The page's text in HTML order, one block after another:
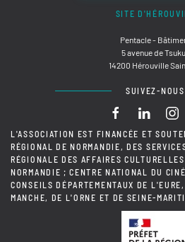
SITE
Pentacle -
5 avenue de
14200 Hérouville
SUIVEZ-
L'ASSOCIATION EST FINANCÉE ET
RÉGIONAL DE NORMANDIE, DES
RÉGIONALE DES AFFAIRES
NORMANDIE ; CENTRE NATIONAL DU
CONSEILS DÉPARTEMENTAUX DE
MANCHE, DE L'ORNE ET DE SEINE-